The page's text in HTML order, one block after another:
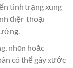
tình trạng xung
điện thoại
nhọn hoặc
có thể gây xước